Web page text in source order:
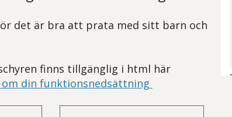
det är bra att prata med sitt barn och
finns tillgänglig i html här
din funktionsnedsättning